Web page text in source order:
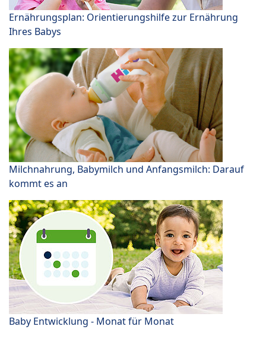
Ernährungsplan: Orientierungshilfe zur Ernährung
Ihres Babys
Milchnahrung, Babymilch und Anfangsmilch: Darauf
kommt es an
Baby Entwicklung - Monat für Monat